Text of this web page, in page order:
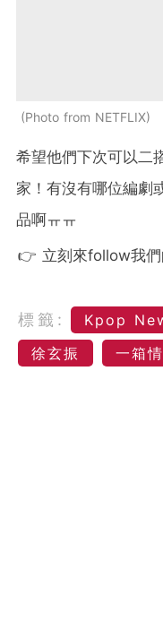
Photo from NETFLIX
希望他們下次可以二
家！有沒有哪位編劇
品啊ㅠㅠ
👉 立刻來follow我
標籤: Kpop
徐玄振
一箱